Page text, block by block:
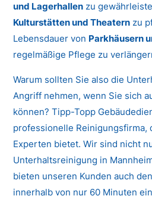
und Lagerhallen zu
Kulturstätten und Theatern zu
Lebensdauer von Parkhäusern
regelmäßige Pflege zu
Warum sollten Sie also die
Angriff nehmen, wenn Sie sich
können? Tipp-Topp
professionelle Reinigungsfirma,
Experten bietet. Wir sind nicht
Unterhaltsreinigung in
bieten unseren Kunden auch
innerhalb von nur 60 Minuten